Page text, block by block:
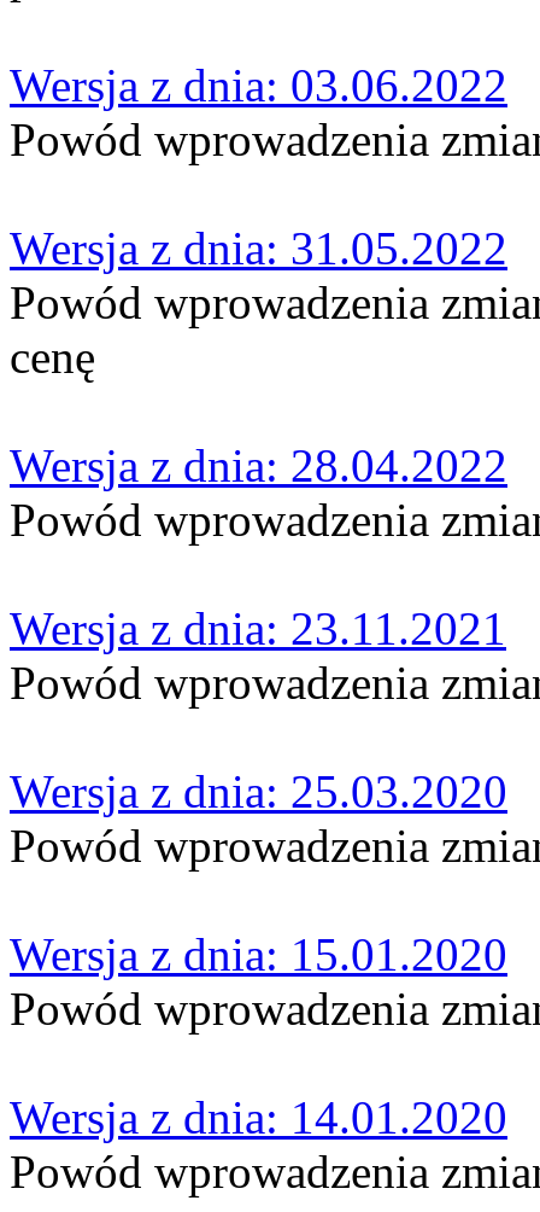
Wersja z dnia: 03.06.2022
Powód wprowadzenia
Wersja z dnia: 31.05.2022
Powód wprowadzenia
cenę
Wersja z dnia: 28.04.2022
Powód wprowadzenia
Wersja z dnia: 23.11.2021
Powód wprowadzenia
Wersja z dnia: 25.03.2020
Powód wprowadzenia
Wersja z dnia: 15.01.2020
Powód wprowadzenia
Wersja z dnia: 14.01.2020
Powód wprowadzenia